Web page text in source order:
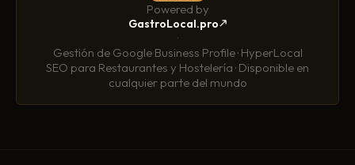
Powered by
GastroLocal.pro
·
Gestión de Google Business Profile · HyperLocal
SEO para Restaurantes y Hostelería · Disponible en
cualquier parte del mundo